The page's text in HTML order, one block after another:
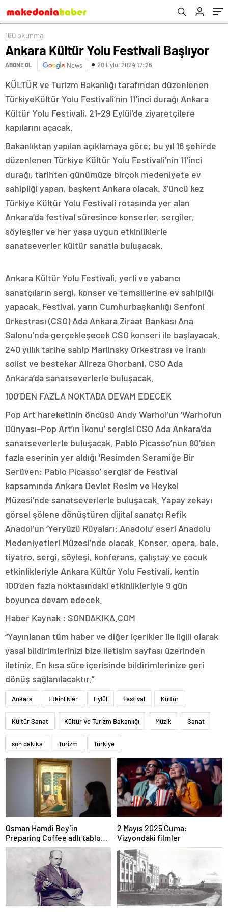
160 okunma
Ankara Kültür Yolu Festivali Başlıyor
ABONE OL News 20 Eylül 2024 17:26
KÜLTÜR ve Turizm Bakanlığı tarafından düzenlenen
TürkiyeKültür Yolu Festivali’nin 11’inci durağı Ankara
Kültür Yolu Festivali, 21-29 Eylül’de ziyaretçilere
kapılarını açacak.
Bakanlıktan yapılan açıklamaya göre; bu yıl 16 şehirde
düzenlenen Türkiye Kültür Yolu Festivali’nin 11’inci
durağı, tarihten günümüze birçok medeniyete ev
sahipliği yapan, başkent Ankara olacak. 3’üncü kez
Türkiye Kültür Yolu Festivali rotasında yer alan
Ankara’da festival süresince konserler, sergiler,
söyleşiler ve her yaşa uygun etkinliklerle
sanatseverler kültür sanatla buluşacak.
Ankara Kültür Yolu Festivali, yerli ve yabancı
sanatçıların sergi, konser ve temsillerine ev sahipliği
yapacak. Festival, yarın Cumhurbaşkanlığı Senfoni
Orkestrası (CSO) Ada Ankara Ziraat Bankası Ana
Salonu’nda gerçekleşecek CSO konseri ile başlayacak.
240 yıllık tarihe sahip Mariinsky Orkestrası ve İranlı
solist ve bestekar Alireza Ghorbani, CSO Ada
Ankara’da sanatseverlerle buluşacak.
100’DEN FAZLA NOKTADA DEVAM EDECEK
Pop Art hareketinin öncüsü Andy Warhol’un ‘Warhol’un
Dünyası–Pop Art’ın İkonu’ sergisi CSO Ada Ankara’da
sanatseverlerle buluşacak. Pablo Picasso’nun 80’den
fazla eserinin yer aldığı ‘Resimden Seramiğe Bir
Serüven: Pablo Picasso’ sergisi’ de Festival
kapsamında Ankara Devlet Resim ve Heykel
Müzesi’nde sanatseverlerle buluşacak. Yapay zekayı
görsel şölene dönüştüren dijital sanatçı Refik
Anadol’un ‘Yeryüzü Rüyaları: Anadolu’ eseri Anadolu
Medeniyetleri Müzesi’nde olacak. Konser, opera, bale,
tiyatro, sergi, söyleşi, konferans, çalıştay ve çocuk
etkinlikleriyle Ankara Kültür Yolu Festivali, kentin
100’den fazla noktasındaki etkinlikleriyle 9 gün
boyunca devam edecek.
Haber Kaynak : SONDAKIKA.COM
“Yayınlanan tüm haber ve diğer içerikler ile ilgili olarak
yasal bildirimlerinizi bize iletişim sayfası üzerinden
iletiniz. En kısa süre içerisinde bildirimlerinize geri
dönüş sağlanılacaktır.”
Ankara Etkinlikler Eylül Festival Kültür
Kültür Sanat Kültür Ve Turizm Bakanlığı Müzik Sanat
son dakika Turizm Türkiye
Osman Hamdi Bey’in
Preparing Coffee adlı tablosu
75 milyon liraya satışa
sunuldu
2 Mayıs 2025 Cuma:
Vizyondaki filmler